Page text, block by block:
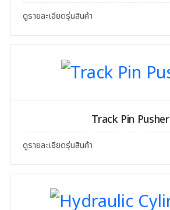
ดูรายละเอียดรุ่นสินค้า
Track Pin Pusher
ดูรายละเอียดรุ่นสินค้า